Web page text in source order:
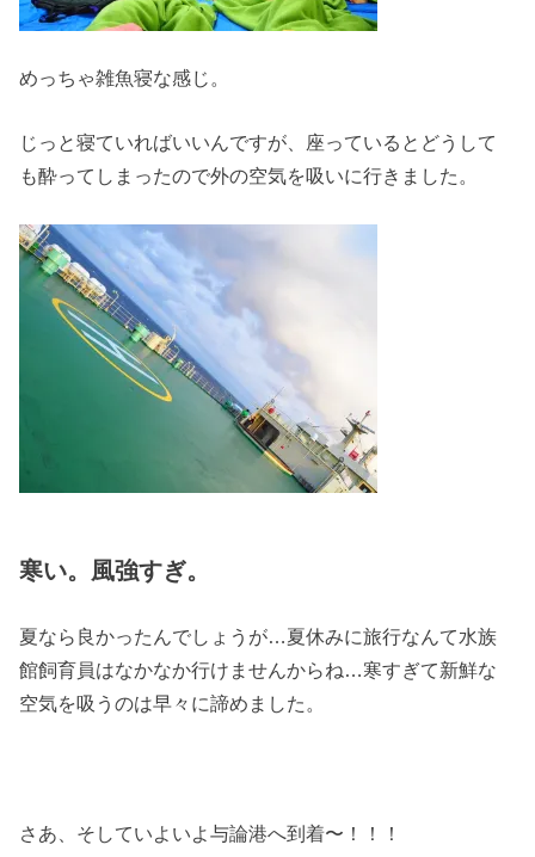
めっちゃ雑魚寝な感じ。
じっと寝ていればいいんですが、座っているとどうして
も酔ってしまったので外の空気を吸いに行きました。
寒い。風強すぎ。
夏なら良かったんでしょうが…夏休みに旅行なんて水族
館飼育員はなかなか行けませんからね…寒すぎて新鮮な
空気を吸うのは早々に諦めました。
さあ、そしていよいよ与論港へ到着〜！！！